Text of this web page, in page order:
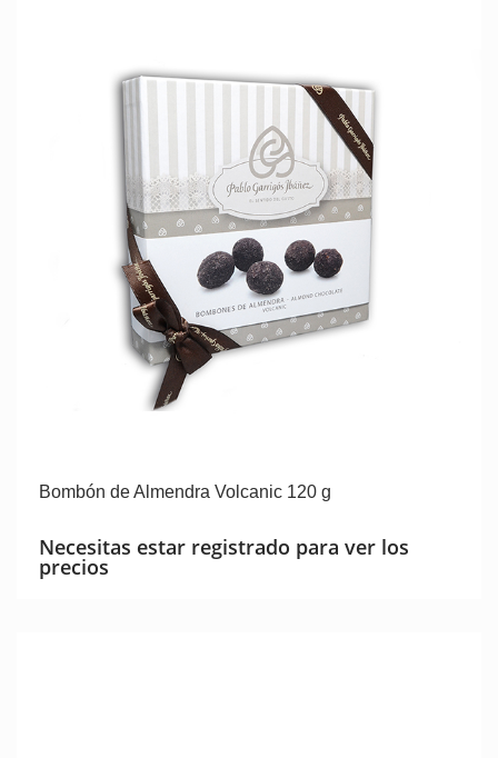
Bombón de Almendra Volcanic 120 g
Necesitas estar registrado para ver los
precios